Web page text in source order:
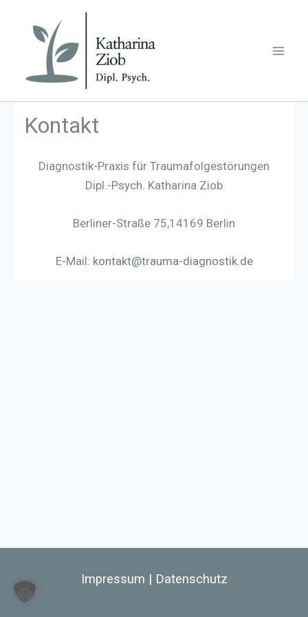
Kontakt
Diagnostik-Praxis für Traumafolgestörungen
Dipl.-Psych. Katharina Ziob
Berliner-Straße 75,14169 Berlin
E-Mail: kontakt@trauma-diagnostik.de
Impressum | Datenschutz